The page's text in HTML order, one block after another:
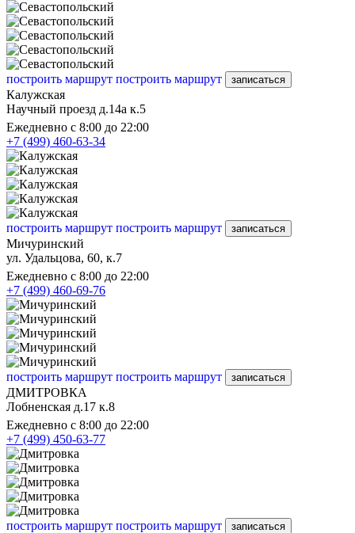
построить маршрут построить маршрут записаться
Калужская
Научный проезд д.14а к.5
Ежедневно с 8:00 до 22:00
+7 (499) 460-63-34
построить маршрут построить маршрут записаться
Мичуринский
ул. Удальцова, 60, к.7
Ежедневно с 8:00 до 22:00
+7 (499) 460-69-76
построить маршрут построить маршрут записаться
ДМИТРОВКА
Лобненская д.17 к.8
Ежедневно с 8:00 до 22:00
+7 (499) 450-63-77
построить маршрут построить маршрут записаться